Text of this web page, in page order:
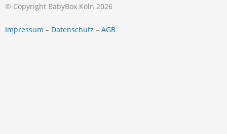
© Copyright BabyBox Köln 2026
Impressum – Datenschutz – AGB